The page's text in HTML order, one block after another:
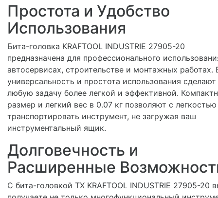
Простота и Удобство
Использования
Бита-головка KRAFTOOL INDUSTRIE 27905-20
предназначена для профессионального
автосервисах, строительстве и монтажных работах.
универсальность и простота использования сделают
любую задачу более легкой и эффективной.
размер и легкий вес в 0.07 кг позволяют с легкостью
транспортировать инструмент, не загружая ваш
инструментальный ящик.
Долговечность и
Расширенные
С бита-головкой TX KRAFTOOL INDUSTRIE 27905-20